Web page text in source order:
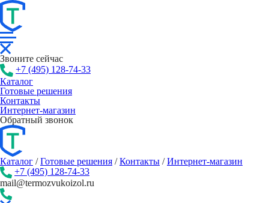
Звоните сейчас
+7 (495) 128-74-33
Каталог
Готовые решения
Контакты
Интернет-магазин
Обратный звонок
Каталог / Готовые решения / Контакты / Интернет-магазин
+7 (495) 128-74-33
mail@termozvukoizol.ru